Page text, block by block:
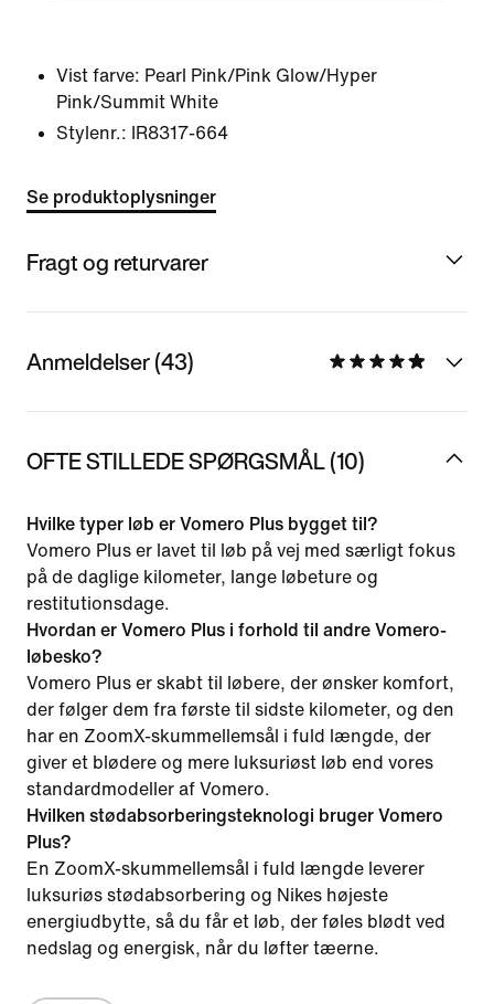
Vist farve: Pearl Pink/Pink Glow/Hyper
Pink/Summit White
Stylenr.:
IR8317-664
Se produktoplysninger
Fragt og returvarer
Anmeldelser (43)
OFTE STILLEDE SPØRGSMÅL (10)
Hvilke typer løb er Vomero Plus bygget til?
Vomero Plus er lavet til løb på vej med særligt fokus
på de daglige kilometer, lange løbeture og
restitutionsdage.
Hvordan er Vomero Plus i forhold til andre Vomero-
løbesko?
Vomero Plus er skabt til løbere, der ønsker komfort,
der følger dem fra første til sidste kilometer, og den
har en ZoomX-skummellemsål i fuld længde, der
giver et blødere og mere luksuriøst løb end vores
standardmodeller af Vomero.
Hvilken stødabsorberingsteknologi bruger Vomero
Plus?
En ZoomX-skummellemsål i fuld længde leverer
luksuriøs stødabsorbering og Nikes højeste
energiudbytte, så du får et løb, der føles blødt ved
nedslag og energisk, når du løfter tæerne.